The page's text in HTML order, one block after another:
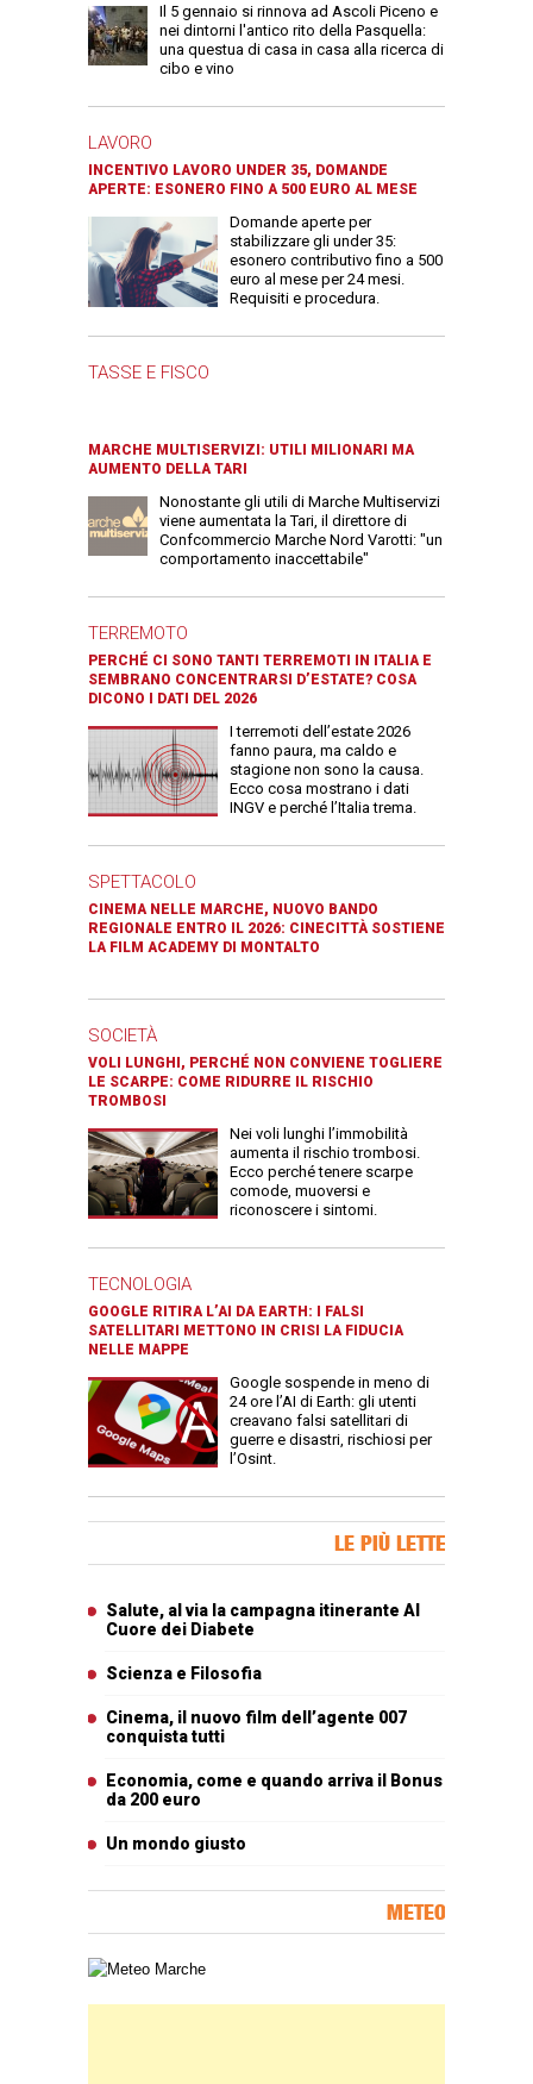
Il 5 gennaio si rinnova ad Ascoli Piceno e
nei dintorni l'antico rito della Pasquella:
una questua di casa in casa alla ricerca di
cibo e vino
LAVORO
INCENTIVO LAVORO UNDER 35, DOMANDE
APERTE: ESONERO FINO A 500 EURO AL MESE
Domande aperte per
stabilizzare gli under 35:
esonero contributivo fino a 500
euro al mese per 24 mesi.
Requisiti e procedura.
TASSE E FISCO
MARCHE MULTISERVIZI: UTILI MILIONARI MA
AUMENTO DELLA TARI
Nonostante gli utili di Marche Multiservizi
viene aumentata la Tari, il direttore di
Confcommercio Marche Nord Varotti: "un
comportamento inaccettabile"
TERREMOTO
PERCHÉ CI SONO TANTI TERREMOTI IN ITALIA E
SEMBRANO CONCENTRARSI D’ESTATE? COSA
DICONO I DATI DEL 2026
I terremoti dell’estate 2026
fanno paura, ma caldo e
stagione non sono la causa.
Ecco cosa mostrano i dati
INGV e perché l’Italia trema.
SPETTACOLO
CINEMA NELLE MARCHE, NUOVO BANDO
REGIONALE ENTRO IL 2026: CINECITTÀ SOSTIENE
LA FILM ACADEMY DI MONTALTO
SOCIETÀ
VOLI LUNGHI, PERCHÉ NON CONVIENE TOGLIERE
LE SCARPE: COME RIDURRE IL RISCHIO
TROMBOSI
Nei voli lunghi l’immobilità
aumenta il rischio trombosi.
Ecco perché tenere scarpe
comode, muoversi e
riconoscere i sintomi.
TECNOLOGIA
GOOGLE RITIRA L’AI DA EARTH: I FALSI
SATELLITARI METTONO IN CRISI LA FIDUCIA
NELLE MAPPE
Google sospende in meno di
24 ore l’AI di Earth: gli utenti
creavano falsi satellitari di
guerre e disastri, rischiosi per
l’Osint.
LE PIÙ LETTE
Salute, al via la campagna itinerante Al
Cuore dei Diabete
Scienza e Filosofia
Cinema, il nuovo film dell’agente 007
conquista tutti
Economia, come e quando arriva il Bonus
da 200 euro
Un mondo giusto
METEO
Carta meteorologica delle Marche